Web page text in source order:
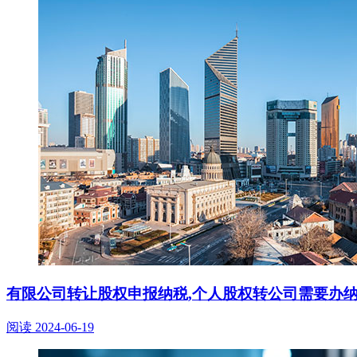
有限公司转让股权申报纳税,个人股权转公司需要办
阅读 2024-06-19